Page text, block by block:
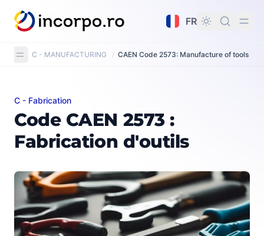
principal
FR
C - MANUFACTURING / CAEN Code 2573: Manufacture of tools
Code CAEN 2573 : Fabrication d'outils
C - Fabrication
Code CAEN 2573 :
Fabrication d'outils